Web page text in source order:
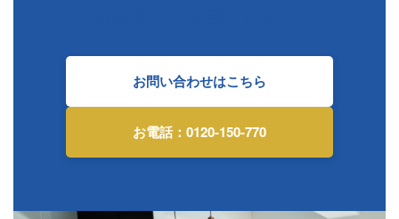
お問い合わせはこちら
お電話：0120-150-770